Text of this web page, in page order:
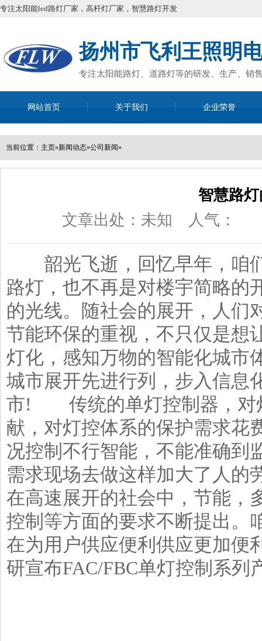
专注太阳能led路灯厂家，高杆灯厂家，智慧路灯开发
扬州市飞利王照明
专注太阳能路灯、道路灯等的研发、生产、销
网站首页 关于我们 企业荣誉
当前位置： 主页»新闻动态»公司新闻»
智慧路
文章出处：未知 人气：
韶光飞逝，回忆早年，咱
路灯，也不再是对楼宇简略的
的光线。随社会的展开，人们
节能环保的重视，不只仅是想
灯化，感知万物的智能化城市
城市展开先进行列，步入信息
市! 传统的单灯控制器，对
献，对灯控体系的保护需求花
况控制不行智能，不能准确到
需求现场去做这样加大了人
在高速展开的社会中，节能，
控制等方面的要求不断提出。
在为用户供应便利供应更加便
研宣布FAC/FBC单灯控制系列